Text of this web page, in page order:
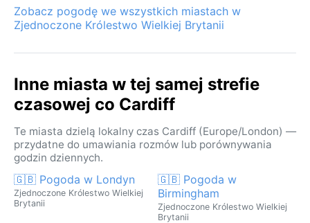
Zobacz pogodę we wszystkich miastach w
Zjednoczone Królestwo Wielkiej Brytanii
Inne miasta w tej samej strefie
czasowej co Cardiff
Te miasta dzielą lokalny czas Cardiff (Europe/London) —
przydatne do umawiania rozmów lub porównywania
godzin dziennych.
🇬🇧 Pogoda w Londyn
Zjednoczone Królestwo Wielkiej
Brytanii
🇬🇧 Pogoda w
Birmingham
Zjednoczone Królestwo Wielkiej
Brytanii